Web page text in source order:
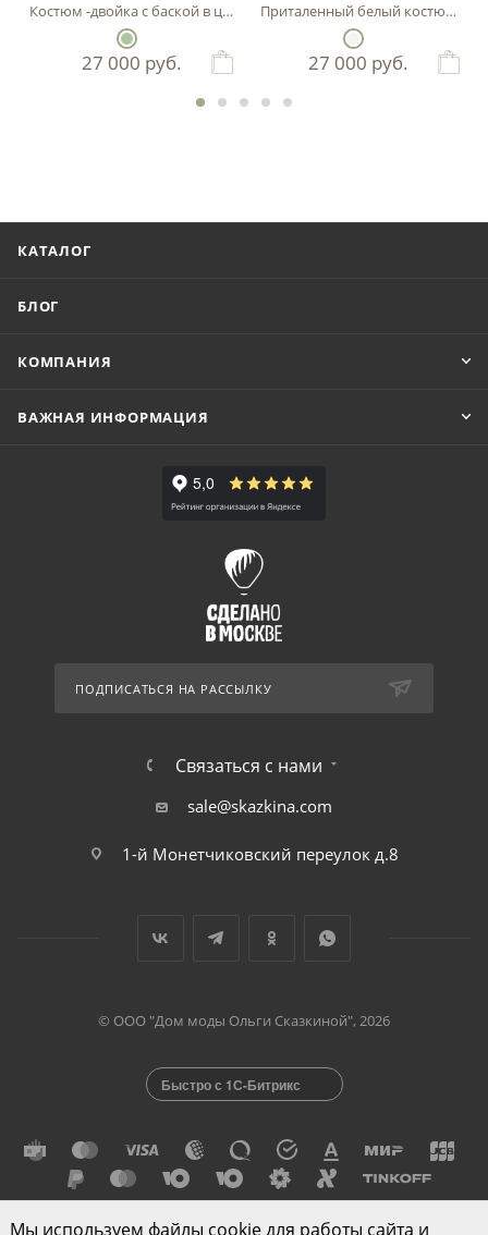
Костюм -двойка с баской в цвете фисташка
27 000 руб.
Приталенный белый костюм-
27 000 руб.
КАТАЛОГ
БЛОГ
КОМПАНИЯ
ВАЖНАЯ ИНФОРМАЦИЯ
ПОДПИСАТЬСЯ НА РАССЫЛКУ
Связаться с нами
sale@skazkina.com
1-й Монетчиковский переулок д.8
© ООО "Дом моды Ольги Сказкиной", 2026
Быстро с 1С-Битрикс
Мы используем файлы cookie для работы сайта и